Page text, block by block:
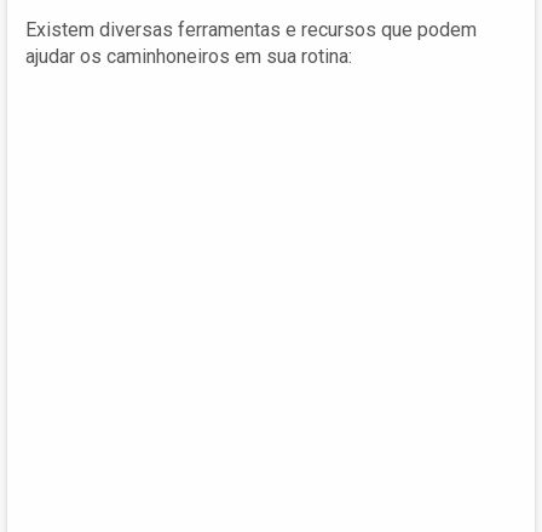
Existem diversas ferramentas e recursos que podem
ajudar os caminhoneiros em sua rotina: